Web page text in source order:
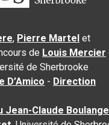
, Pierre Martel et
de Louis Mercier
de Sherbrooke
D’Amico - Direction
Jean-Claude